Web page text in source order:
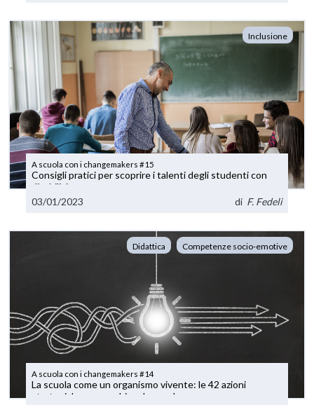
Inclusione
A scuola con i changemakers #15
Consigli pratici per scoprire i talenti degli studenti con
disabilità
03/01/2023
di F. Fedeli
Didattica Competenze socio-emotive
A scuola con i changemakers #14
La scuola come un organismo vivente: le 42 azioni
strategiche per cambiare la scuola